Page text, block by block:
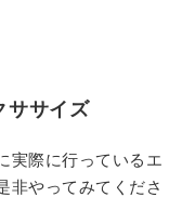
ササイズ
実際に行っているエ
非やってみてくださ